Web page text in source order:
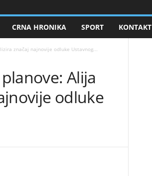
CRNA HRONIKA SPORT KONTAKT
značaj najnovije odluke Ustavnog...
Alija
odluke